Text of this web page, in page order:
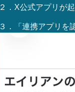
２．X公式アプリが
３．「連携アプリを